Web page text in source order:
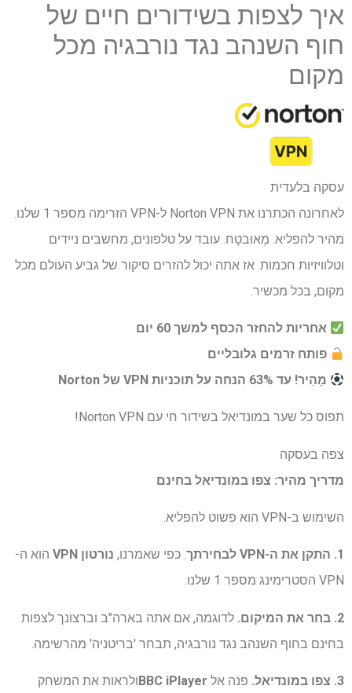
איך לצפות בשידורים חיים של
חוף השנהב נגד נורבגיה מכל
מקום
עסקה בלעדית
לאחרונה הכתרנו את Norton VPN ל-VPN הזרימה מספר 1 שלנו.
מהיר להפליא. מְאוּבטָח. עובד על טלפונים, מחשבים ניידים
וטלוויזיות חכמות. אז אתה יכול להזרים סיקור של גביע העולם מכל
מקום, בכל מכשיר.
אחריות להחזר הכסף למשך 60 יום
פותח זרמים גלובליים
מָהִיר! עד 63% הנחה על תוכניות VPN של Norton
תפוס כל שער במונדיאל בשידור חי עם Norton VPN!
צפה בעסקה
מדריך מהיר: צפו במונדיאל בחינם
השימוש ב-VPN הוא פשוט להפליא.
1. התקן את ה-VPN לבחירתך . כפי שאמרנו, נורטון VPN
הוא ה-
VPN הסטרימינג מספר 1 שלנו.
2. בחר את המיקום.
לדוגמה, אם אתה בארה"ב וברצונך לצפות
בחינם בחוף השנהב נגד נורבגיה, תבחר 'בריטניה' מהרשימה.
3. צפו במונדיאל. פנה אל BBC iPlayer ולראות את המשחק